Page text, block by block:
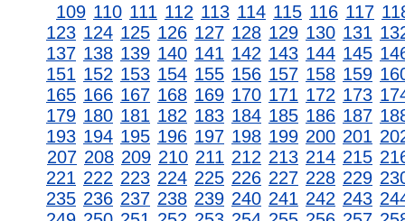
109 110 111 112 113 114 115 116 117
123 124 125 126 127 128 129 130 131
137 138 139 140 141 142 143 144 145
151 152 153 154 155 156 157 158 159
165 166 167 168 169 170 171 172 173
179 180 181 182 183 184 185 186 187
193 194 195 196 197 198 199 200 201
207 208 209 210 211 212 213 214 215
221 222 223 224 225 226 227 228 229
235 236 237 238 239 240 241 242 243